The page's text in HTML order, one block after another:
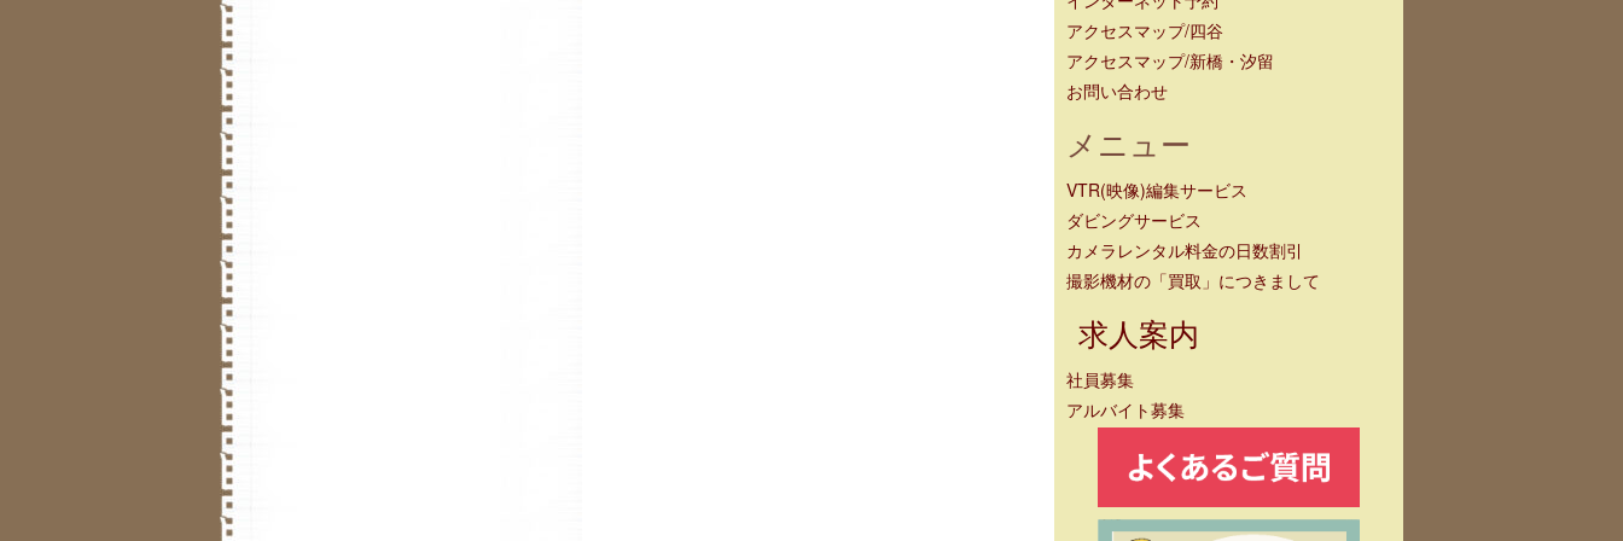
アクセスマップ/四谷
アクセスマップ/新橋・汐留
お問い合わせ
メニュー
VTR(映像)編集サービス
ダビングサービス
カメラレンタル料金の日数割引
撮影機材の「買取」につきまして
求人案内
社員募集
アルバイト募集